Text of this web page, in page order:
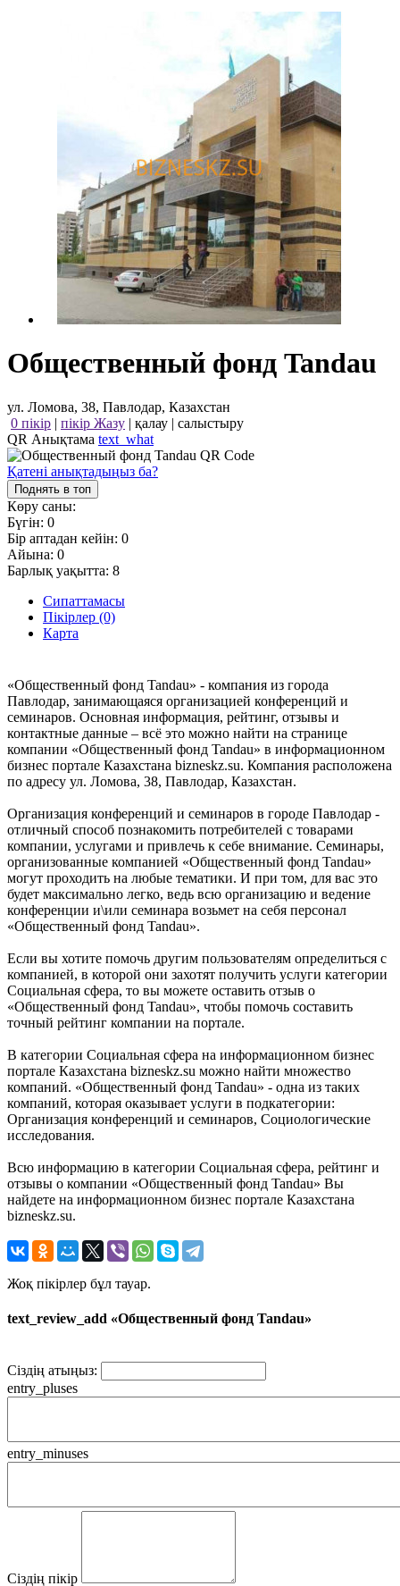
Общественный фонд Tandau
ул. Ломова, 38, Павлодар, Казахстан
0 пікір | пікір Жазу | қалау | салыстыру
QR Анықтама text_what
Қатені анықтадыңыз ба?
Поднять в топ
Көру саны:
Бүгін: 0
Бір аптадан кейін: 0
Айына: 0
Барлық уақытта: 8
Сипаттамасы
Пікірлер (0)
Карта
«Общественный фонд Tandau» - компания из города
Павлодар, занимающаяся организацией конференций и
семинаров. Основная информация, рейтинг, отзывы и
контактные данные – всё это можно найти на странице
компании «Общественный фонд Tandau» в информационном
бизнес портале Казахстана bizneskz.su. Компания расположена
по адресу ул. Ломова, 38, Павлодар, Казахстан.
Организация конференций и семинаров в городе Павлодар -
отличный способ познакомить потребителей с товарами
компании, услугами и привлечь к себе внимание. Семинары,
организованные компанией «Общественный фонд Tandau»
могут проходить на любые тематики. И при том, для вас это
будет максимально легко, ведь всю организацию и ведение
конференции и\или семинара возьмет на себя персонал
«Общественный фонд Tandau».
Если вы хотите помочь другим пользователям определиться с
компанией, в которой они захотят получить услуги категории
Социальная сфера, то вы можете оставить отзыв о
«Общественный фонд Tandau», чтобы помочь составить
точный рейтинг компании на портале.
В категории Социальная сфера на информационном бизнес
портале Казахстана bizneskz.su можно найти множество
компаний. «Общественный фонд Tandau» - одна из таких
компаний, которая оказывает услуги в подкатегории:
Организация конференций и семинаров, Социологические
исследования.
Всю информацию в категории Социальная сфера, рейтинг и
отзывы о компании «Общественный фонд Tandau» Вы
найдете на информационном бизнес портале Казахстана
bizneskz.su.
Жоқ пікірлер бұл тауар.
text_review_add «Общественный фонд Tandau»
Сіздің атыңыз:
entry_pluses
entry_minuses
Сіздің пікір